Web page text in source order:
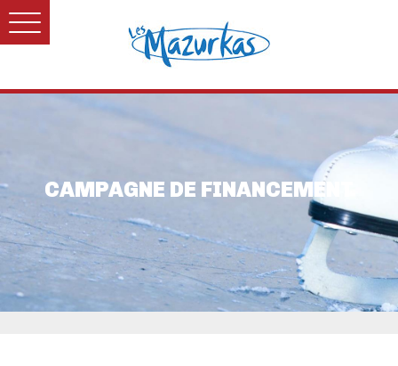
CAMPAGNE DE FINANCEMENT